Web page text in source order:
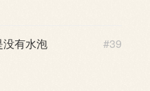
#39
有水泡